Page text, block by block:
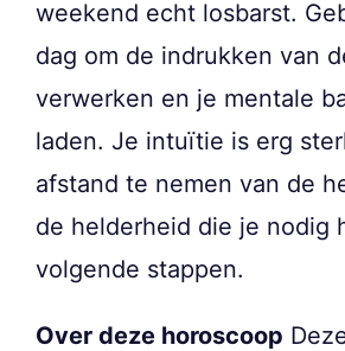
weekend echt losbarst.
dag om de indrukken van
verwerken en je mentale
laden. Je intuïtie is erg
afstand te nemen van de
de helderheid die je nodig
volgende stappen.
Over deze horoscoop